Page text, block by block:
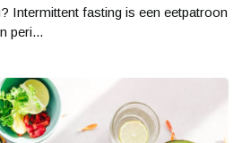
Intermittent fasting is een eetpatroon
peri...